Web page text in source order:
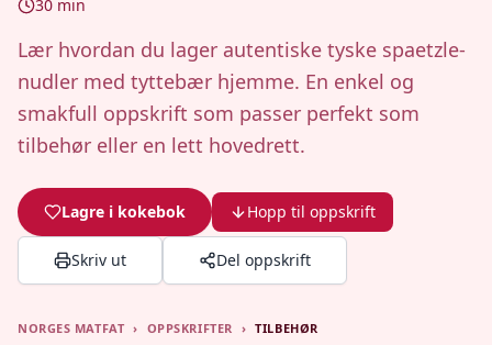
30 min
Lær hvordan du lager autentiske tyske spaetzle-
nudler med tyttebær hjemme. En enkel og
smakfull oppskrift som passer perfekt som
tilbehør eller en lett hovedrett.
Lagre i kokebok Hopp til oppskrift
Skriv ut Del oppskrift
NORGES MATFAT › OPPSKRIFTER › TILBEHØR